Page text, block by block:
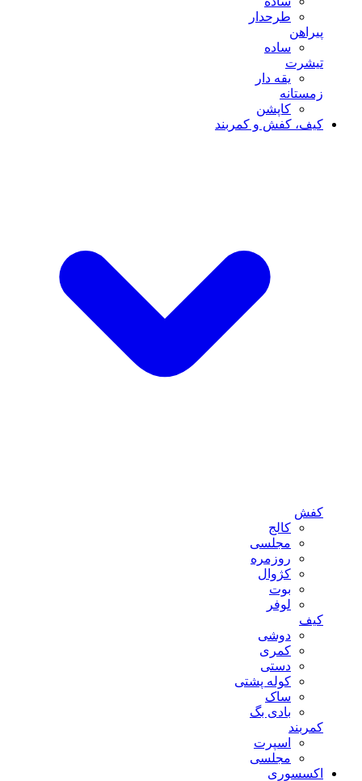
طرحدار
پیراهن
ساده
تیشرت
یقه دار
زمستانه
کاپشن
کیف، کفش و کمربند
کفش
کالج
مجلسی
روزمره
کژوال
بوت
لوفر
کیف
دوشی
کمری
دستی
کوله پشتی
ساک
بادی بگ
کمربند
اسپرت
مجلسی
اکسسوری